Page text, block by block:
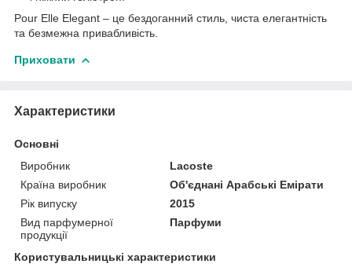
Pour Elle Elegant – це бездоганний стиль, чиста елегантність
та безмежна привабливість.
Приховати
Характеристики
Основні
Виробник
Lacoste
Країна виробник
Об'єднані Арабські Емірати
Рік випуску
2015
Вид парфумерної
продукції
Парфуми
Користувальницькі характеристики